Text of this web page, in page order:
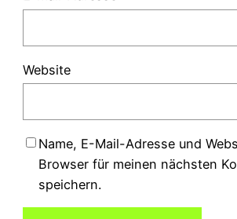
Website
Name, E-Mail-Adresse und
Browser für meinen nächsten
speichern.